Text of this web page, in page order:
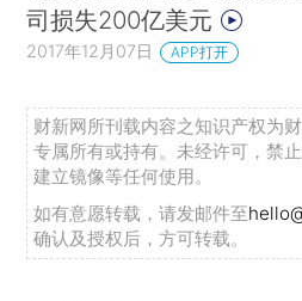
司损失200亿美元
2017年12月07日 APP打开
财新网所刊载内容之知识产权为
专属所有或持有。未经许可，禁
建立镜像等任何使用。
如有意愿转载，请发邮件至
确认及授权后，方可转载。